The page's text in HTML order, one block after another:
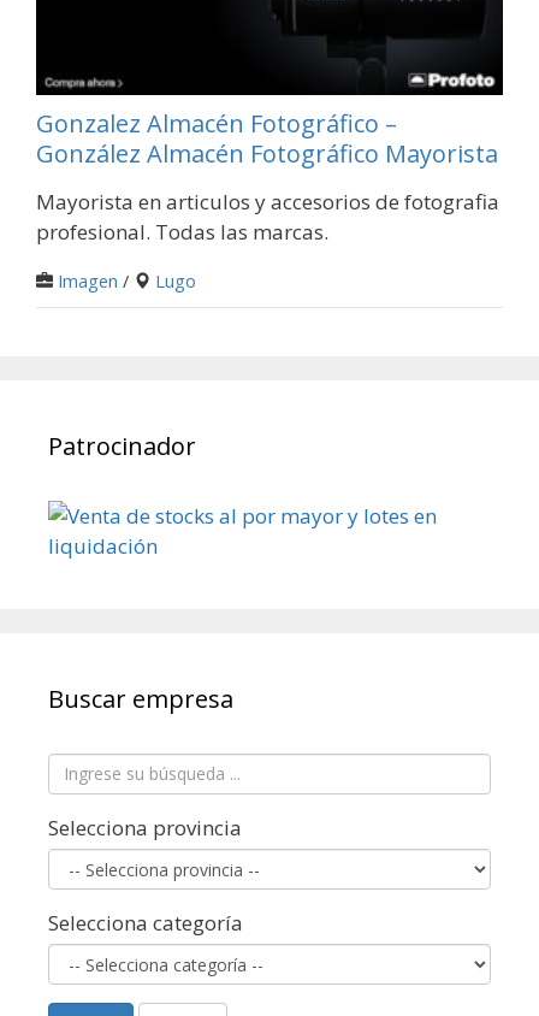
Gonzalez Almacén Fotográfico –
González Almacén Fotográfico Mayorista
Mayorista en articulos y accesorios de fotografia
profesional. Todas las marcas.
Imagen / Lugo
Patrocinador
Buscar empresa
Selecciona provincia
Selecciona categoría